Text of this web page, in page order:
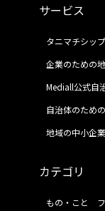
サービス
タニマチシッ
企業のための
Mediall公式自
自治体のため
地域の中小企
カテゴリ
もの・こと